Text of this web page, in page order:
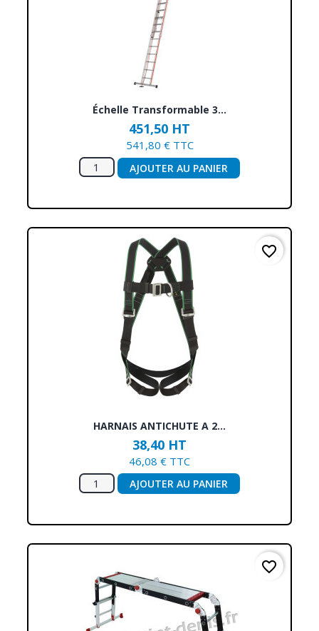
Échelle Transformable 3...
451,50 HT
541,80 € TTC
AJOUTER AU PANIER
HARNAIS ANTICHUTE A 2...
38,40 HT
46,08 € TTC
AJOUTER AU PANIER
favorite_border
favorite_border